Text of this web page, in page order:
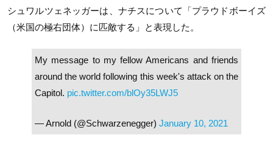
シュワルツェネッガーは、ナチスについて「プラウドボーイズ
（米国の極右団体）に匹敵する」と表現した。
My message to my fellow Americans and friends
around the world following this week's attack on the
Capitol. pic.twitter.com/blOy35LWJ5
— Arnold (@Schwarzenegger) January 10, 2021